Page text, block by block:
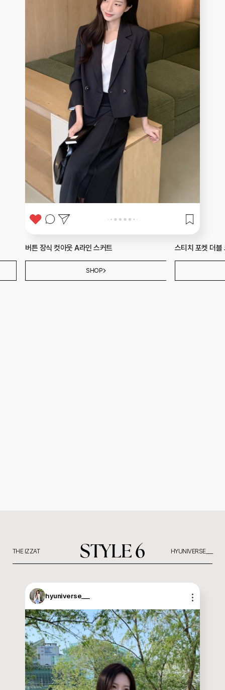
스티치 포켓 더블 크롭 재킷
SHOP
버튼 장식 컷아웃
STYLE 6
THE IZZAT HYUNIVERSE___
hyuniverse___